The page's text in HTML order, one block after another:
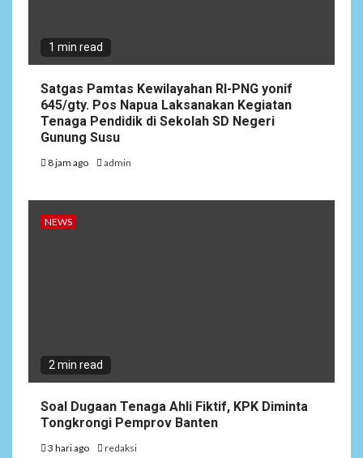
1 min read
Satgas Pamtas Kewilayahan RI-PNG yonif
645/gty. Pos Napua Laksanakan Kegiatan
Tenaga Pendidik di Sekolah SD Negeri
Gunung Susu
8 jam ago admin
NEWS
2 min read
Soal Dugaan Tenaga Ahli Fiktif, KPK Diminta
Tongkrongi Pemprov Banten
3 hari ago redaksi